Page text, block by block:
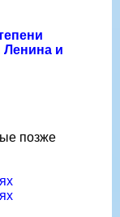
Ленина и
позже